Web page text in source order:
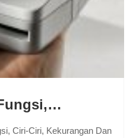
Ciri-Ciri, Kekurangan Dan